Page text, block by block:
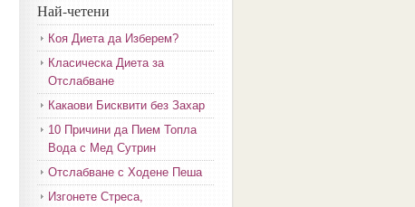
Най-четени
Коя Диета да Изберем?
Класическа Диета за
Отслабване
Какаови Бисквити без Захар
10 Причини да Пием Топла
Вода с Мед Сутрин
Отслабване с Ходене Пеша
Изгонете Стреса,